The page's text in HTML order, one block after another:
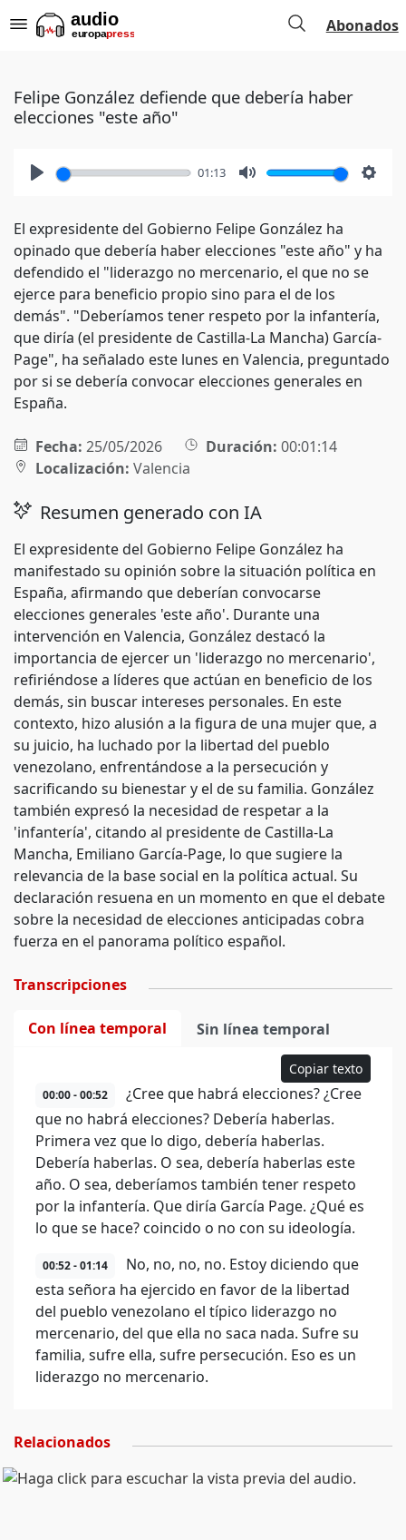
Abonados
Felipe González defiende que debería haber
elecciones "este año"
01:13
El expresidente del Gobierno Felipe González ha
opinado que debería haber elecciones "este año" y ha
defendido el "liderazgo no mercenario, el que no se
ejerce para beneficio propio sino para el de los
demás". "Deberíamos tener respeto por la infantería,
que diría (el presidente de Castilla-La Mancha) García-
Page", ha señalado este lunes en Valencia, preguntado
por si se debería convocar elecciones generales en
España.
Fecha: 25/05/2026 Duración: 00:01:14
Localización: Valencia
Resumen generado con IA
El expresidente del Gobierno Felipe González ha
manifestado su opinión sobre la situación política en
España, afirmando que deberían convocarse
elecciones generales 'este año'. Durante una
intervención en Valencia, González destacó la
importancia de ejercer un 'liderazgo no mercenario',
refiriéndose a líderes que actúan en beneficio de los
demás, sin buscar intereses personales. En este
contexto, hizo alusión a la figura de una mujer que, a
su juicio, ha luchado por la libertad del pueblo
venezolano, enfrentándose a la persecución y
sacrificando su bienestar y el de su familia. González
también expresó la necesidad de respetar a la
'infantería', citando al presidente de Castilla-La
Mancha, Emiliano García-Page, lo que sugiere la
relevancia de la base social en la política actual. Su
declaración resuena en un momento en que el debate
sobre la necesidad de elecciones anticipadas cobra
fuerza en el panorama político español.
Transcripciones
Con línea temporal Sin línea temporal
Copiar texto
00:00 - 00:52
¿Cree que habrá elecciones? ¿Cree
que no habrá elecciones? Debería haberlas.
Primera vez que lo digo, debería haberlas.
Debería haberlas. O sea, debería haberlas este
año. O sea, deberíamos también tener respeto
por la infantería. Que diría García Page. ¿Qué es
lo que se hace? coincido o no con su ideología.
00:52 - 01:14
No, no, no, no. Estoy diciendo que
esta señora ha ejercido en favor de la libertad
del pueblo venezolano el típico liderazgo no
mercenario, del que ella no saca nada. Sufre su
familia, sufre ella, sufre persecución. Eso es un
liderazgo no mercenario.
Relacionados